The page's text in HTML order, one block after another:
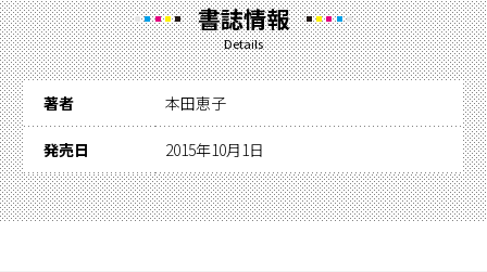
書誌情報
Details
著者 本田恵子
発売日 2015年10月1日